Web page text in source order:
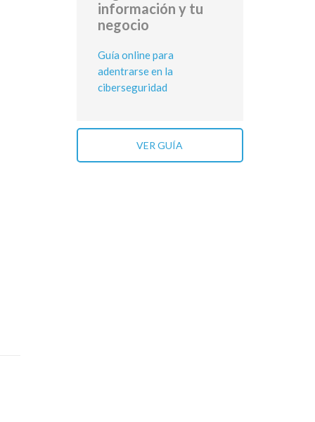
información y tu
negocio
Guía online para
adentrarse en la
ciberseguridad
VER GUÍA